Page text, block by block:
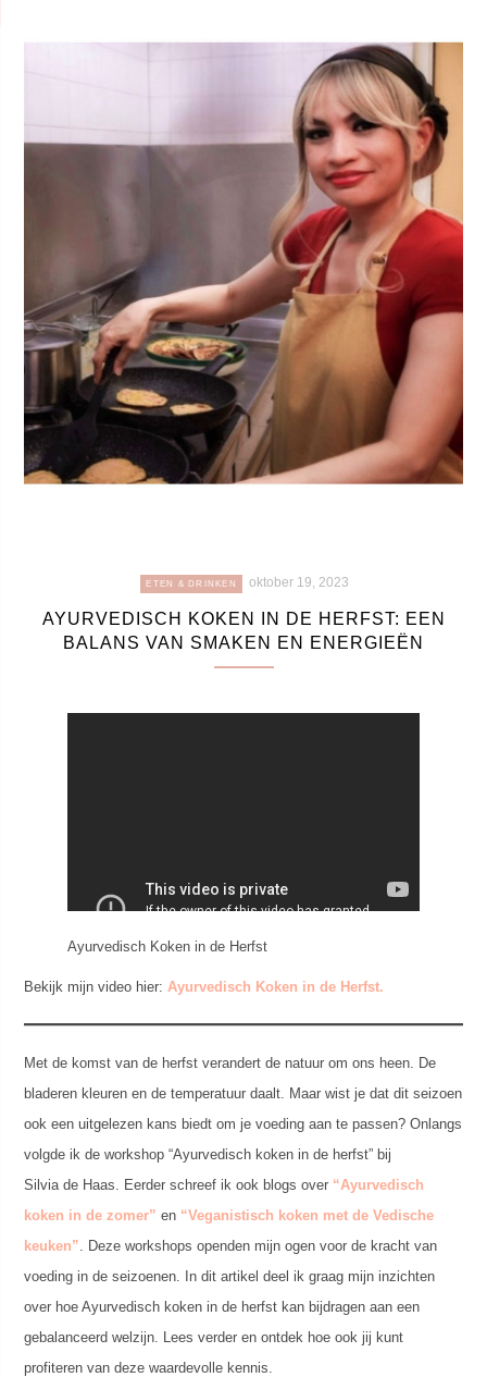
ETEN & DRINKEN oktober 19, 2023
AYURVEDISCH KOKEN IN DE HERFST: EEN
BALANS VAN SMAKEN EN ENERGIEËN
Ayurvedisch Koken in de Herfst
Bekijk mijn video hier: Ayurvedisch Koken in de Herfst.
Met de komst van de herfst verandert de natuur om ons heen. De
bladeren kleuren en de temperatuur daalt. Maar wist je dat dit seizoen
ook een uitgelezen kans biedt om je voeding aan te passen? Onlangs
volgde ik de workshop “Ayurvedisch koken in de herfst” bij
Silvia de Haas. Eerder schreef ik ook blogs over “Ayurvedisch
koken in de zomer” en “Veganistisch koken met de Vedische
keuken” . Deze workshops openden mijn ogen voor de kracht van
voeding in de seizoenen. In dit artikel deel ik graag mijn inzichten
over hoe Ayurvedisch koken in de herfst kan bijdragen aan een
gebalanceerd welzijn. Lees verder en ontdek hoe ook jij kunt
profiteren van deze waardevolle kennis.